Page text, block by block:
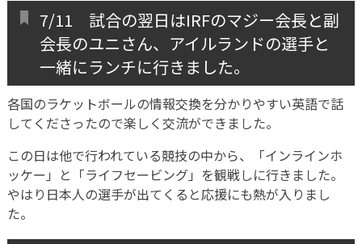
7/11 試合の翌日はIRFのマジー会長と副
会長のユニさん、アイルランドの選手と
一緒にランチに行きました。
各国のラケットボールの情報交換を分かりやすい英語で話
してくださったので楽しく交流ができました。
この日は他で行われている競技の中から、「インラインホ
ッケー」と「ライフセービング」を観戦しに行きました。
やはり日本人の選手が出てくると応援にも熱が入りまし
た。